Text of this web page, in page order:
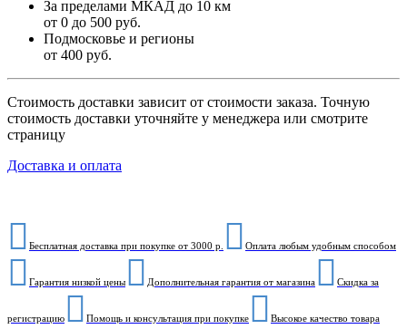
За пределами МКАД до 10 км
от 0 до 500 руб.
Подмосковье и регионы
от 400 руб.
Стоимость доставки зависит от стоимости заказа. Точную
стоимость доставки уточняйте у менеджера или смотрите
страницу
Доставка и оплата
Бесплатная доставка при покупке от 3000 р. Оплата любым удобным способом
Гарантия низкой цены Дополнительная гарантия от магазина Скидка за
регистрацию Помощь и консультация при покупке Высокое качество товара